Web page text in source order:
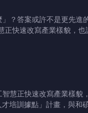
？答案或許不是更先
正快速改寫產業樣貌，也
慧正快速改寫產業樣貌
才培訓據點」計畫，與和